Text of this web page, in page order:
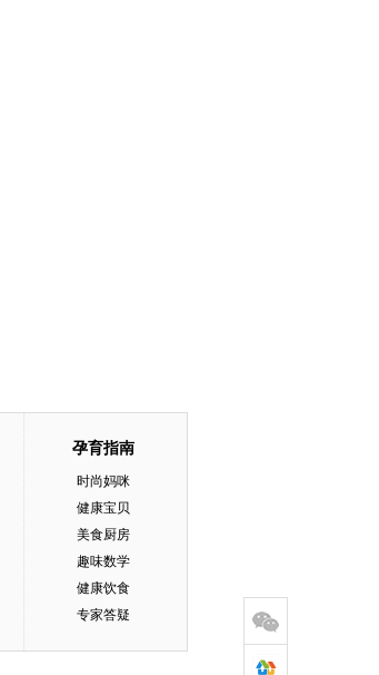
孕育指南
时尚妈咪
健康宝贝
美食厨房
趣味数学
健康饮食
专家答疑